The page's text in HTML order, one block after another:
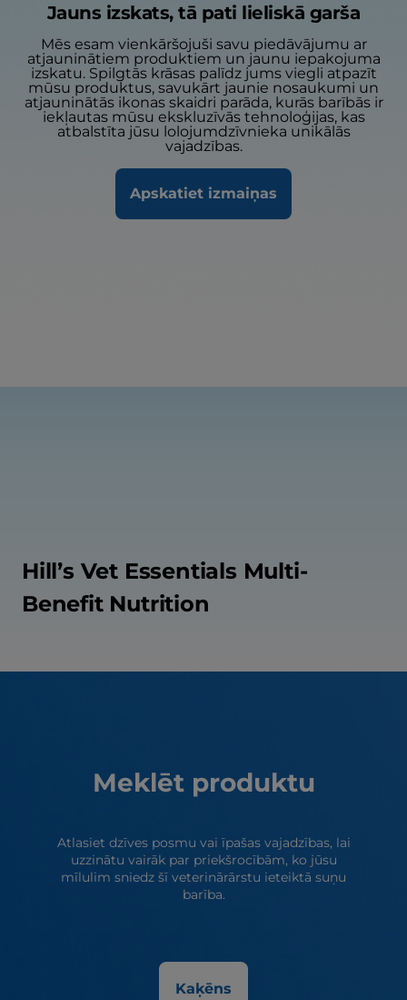
Jauns izskats, tā pati lieliskā garša
Mēs esam vienkāršojuši savu piedāvājumu ar
atjauninātiem produktiem un jaunu iepakojuma
izskatu. Spilgtās krāsas palīdz jums viegli atpazīt
mūsu produktus, savukārt jaunie nosaukumi un
atjauninātās ikonas skaidri parāda, kurās barībās ir
iekļautas mūsu ekskluzīvās tehnoloģijas, kas
atbalstīta jūsu lolojumdzīvnieka unikālās
vajadzības.
Apskatiet izmaiņas
Hill’s Vet Essentials Multi-
Benefit Nutrition
Meklēt produktu
Atlasiet dzīves posmu vai īpašas vajadzības, lai
uzzinātu vairāk par priekšrocībām, ko jūsu
mīlulim sniedz šī veterinārārstu ieteiktā suņu
barība.
Kaķēns